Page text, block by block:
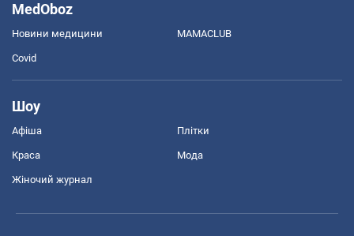
MedOboz
Новини медицини MAMACLUB
Covid
Шоу
Афіша Плітки
Краса Мода
Жіночий журнал